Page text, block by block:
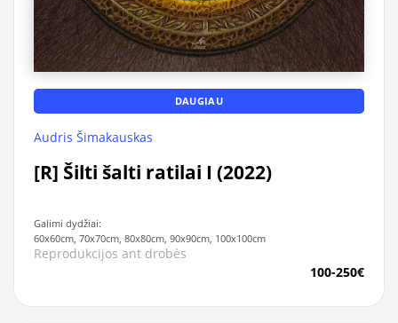
DAUGIAU
Audris Šimakauskas
[R] Šilti šalti ratilai I (2022)
Galimi dydžiai:
60x60cm, 70x70cm, 80x80cm, 90x90cm, 100x100cm
Reprodukcijos ant drobės
100-250€